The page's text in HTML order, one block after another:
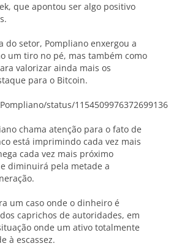
que apontou ser algo positivo
do setor, Pompliano enxergou a
um tiro no pé, mas também como
valorizar ainda mais os
para o Bitcoin.
status/1154509976372699136
chama atenção para o fato de
está imprimindo cada vez mais
cada vez mais próximo
diminuirá pela metade a
um caso onde o dinheiro é
caprichos de autoridades, em
onde um ativo totalmente
à escassez.